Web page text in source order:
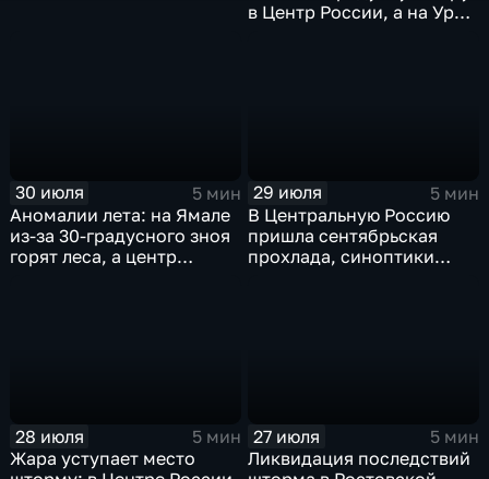
в Центр России, а на Урал
30 июля
5 мин
Аномалии лета: на Ямале
из-за 30-градусного зноя
горят леса, а центр
29 июля
5 мин
В Центральную Россию
пришла сентябрьская
прохлада, синоптики
28 июля
5 мин
Жара уступает место
27 июля
5 мин
Ликвидация последствий